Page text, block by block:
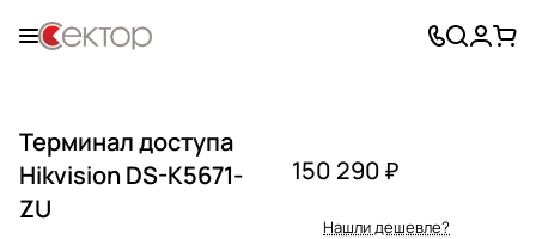
Терминал доступа
Hikvision DS-K5671-
ZU
150 290 ₽
Нашли дешевле?